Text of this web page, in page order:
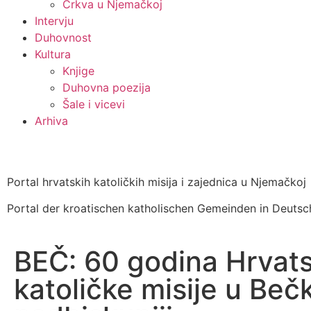
Crkva u Njemačkoj
Intervju
Duhovnost
Kultura
Knjige
Duhovna poezija
Šale i vicevi
Arhiva
Portal hrvatskih katoličkih misija i zajednica u Njemačkoj
Portal der kroatischen katholischen Gemeinden in
BEČ: 60 godina
katoličke misije u